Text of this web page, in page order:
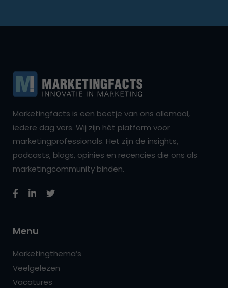
Marketingfacts is een beetje van ons allemaal,
iedere dag vers. Wij zijn hét platform voor
marketingprofessionals. Het zijn de insights,
podcasts, blogs, opinies en recencies die ons als
marketingcommunity binden.
Menu
Marketingthema’s
Veelgelezen
Vacatures